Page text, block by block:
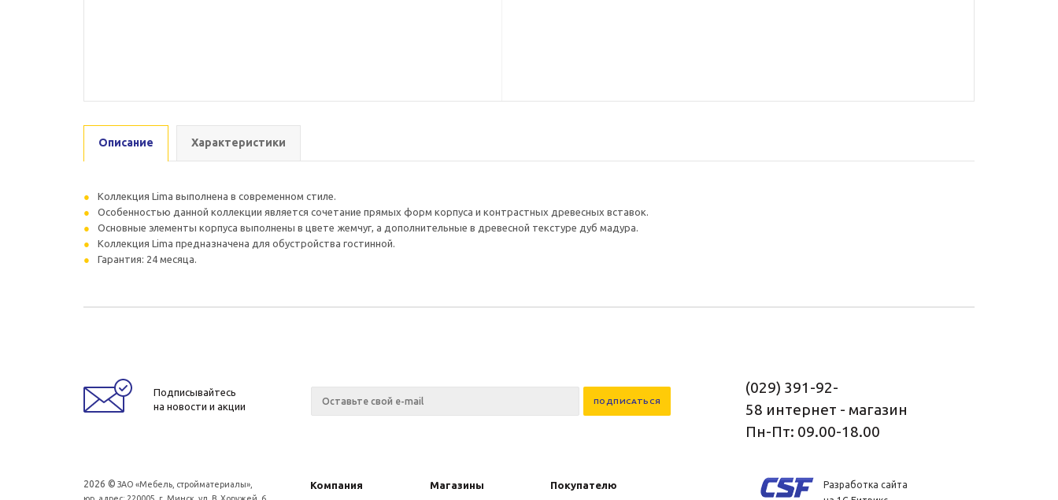
Описание Характеристики
Коллекция Lima выполнена в современном стиле.
Особенностью данной коллекции является сочетание прямых форм корпуса и контрастных древесных вставок.
Основные элементы корпуса выполнены в цвете жемчуг, а дополнительные в древесной текстуре дуб мадура.
Коллекция Lima предназначена для обустройства гостинной.
Гарантия: 24 месяца.
Подписывайтесь
на новости и акции
(029) 391-92-
58 интернет - магазин
Пн-Пт: 09.00-18.00
2026 © ЗАО «Мебель, стройматериалы»,
Компания Магазины Покупателю
Разработка сайта